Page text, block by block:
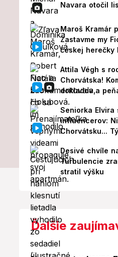
Navara otočil
Maroš Kramár
Zastavme my
českej herečky
Attila Végh s
Chorvátska!
dokladov a
Seniorka Elvira
influencerov:
Chorvátsku...
Desivé chvíle
Turbulencie
stratil výšku
Ďalšie